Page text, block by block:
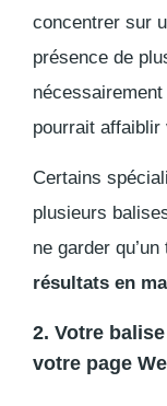
concentrer sur
présence de
pourrait
Certains
plusieurs
ne garder
résultats en
2. Votre
votre page